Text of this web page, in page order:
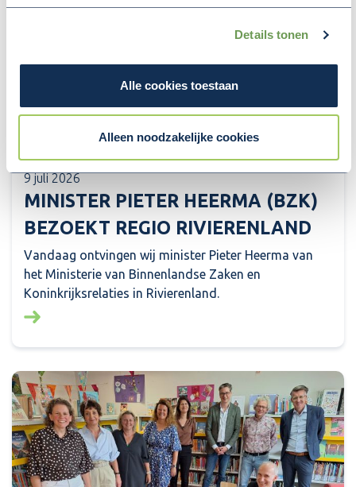
Details tonen
Alle cookies toestaan
Alleen noodzakelijke cookies
9 juli 2026
MINISTER PIETER HEERMA (BZK)
BEZOEKT REGIO RIVIERENLAND
Vandaag ontvingen wij minister Pieter Heerma van
het Ministerie van Binnenlandse Zaken en
Koninkrijksrelaties in Rivierenland.
Lees meer over: Minister Pieter Heerma (BZK)